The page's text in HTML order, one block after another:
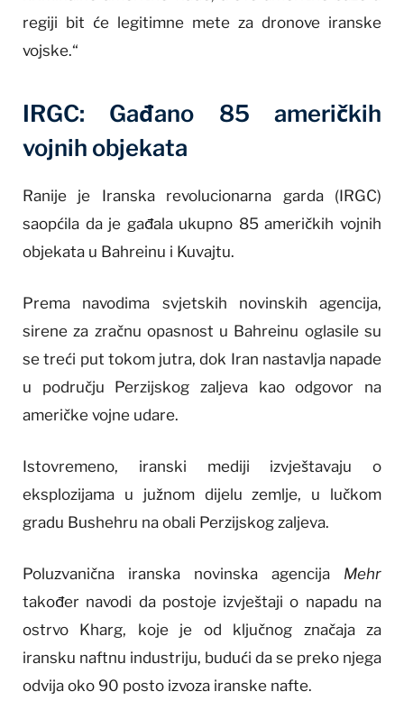
regiji bit će legitimne mete za dronove iranske
vojske.“
IRGC: Gađano 85 američkih
vojnih objekata
Ranije je Iranska revolucionarna garda (IRGC)
saopćila da je gađala ukupno 85 američkih vojnih
objekata u Bahreinu i Kuvajtu.
Prema navodima svjetskih novinskih agencija,
sirene za zračnu opasnost u Bahreinu oglasile su
se treći put tokom jutra, dok Iran nastavlja napade
u području Perzijskog zaljeva kao odgovor na
američke vojne udare.
Istovremeno, iranski mediji izvještavaju o
eksplozijama u južnom dijelu zemlje, u lučkom
gradu Bushehru na obali Perzijskog zaljeva.
Poluzvanična iranska novinska agencija Mehr
također navodi da postoje izvještaji o napadu na
ostrvo Kharg, koje je od ključnog značaja za
iransku naftnu industriju, budući da se preko njega
odvija oko 90 posto izvoza iranske nafte.